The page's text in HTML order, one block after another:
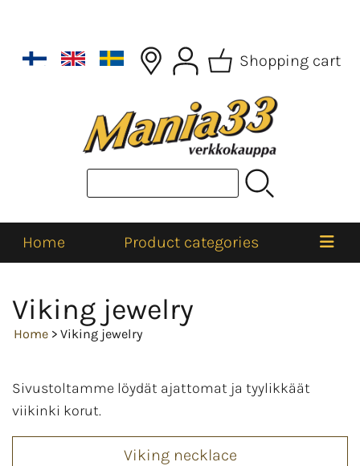
Shopping cart
Home Product categories
Viking jewelry
Home > Viking jewelry
Sivustoltamme löydät ajattomat ja tyylikkäät
viikinki korut.
Viking necklace